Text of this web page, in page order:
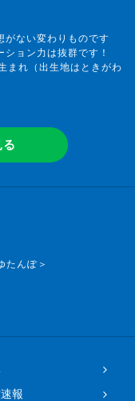
がない変わりものです
ョン力は抜群です！
まれ（出生地はときがわ
たんぽ＞
報